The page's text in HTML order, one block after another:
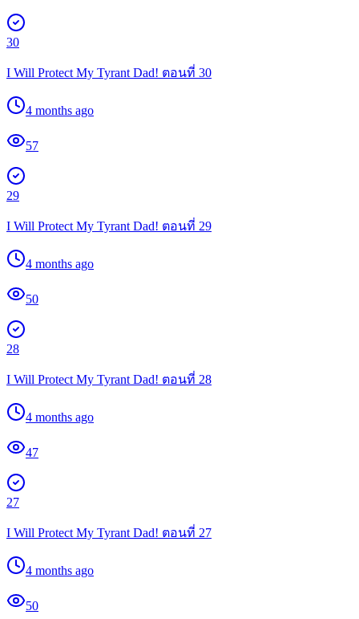
30
I Will Protect My Tyrant Dad! ตอนที่ 30
4 months ago
57
29
I Will Protect My Tyrant Dad! ตอนที่ 29
4 months ago
50
28
I Will Protect My Tyrant Dad! ตอนที่ 28
4 months ago
47
27
I Will Protect My Tyrant Dad! ตอนที่ 27
4 months ago
50